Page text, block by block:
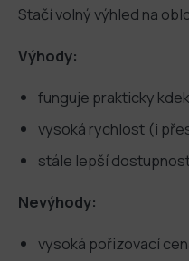
Stačí volný výhled na
Výhody:
funguje prakticky
vysoká rychlost (i
stále lepší
Nevýhody:
vysoká pořizovací